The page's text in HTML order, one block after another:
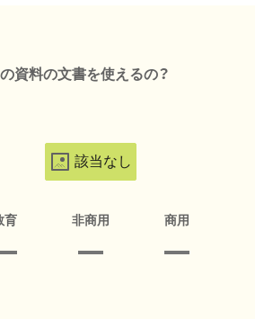
資料の文書を使えるの？
該当なし
育 非商用 商用